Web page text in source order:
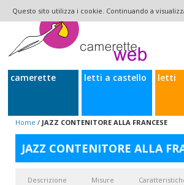
camerette letti a castello letti
Home / JAZZ CONTENITORE ALLA FRANCESE
JAZZ CONTENITORE ALLA
Descrizione Misure
Questo sito utilizza i cookie. Continuando a